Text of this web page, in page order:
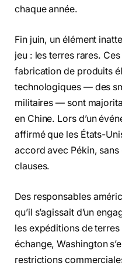
chaque année.
Fin juin, un élément
jeu : les terres rares.
fabrication de produits
technologiques — des
militaires — sont
en Chine. Lors d’un
affirmé que les États-
accord avec Pékin,
clauses.
Des responsables
qu’il s’agissait d’un
les expéditions de
échange, Washington
restrictions